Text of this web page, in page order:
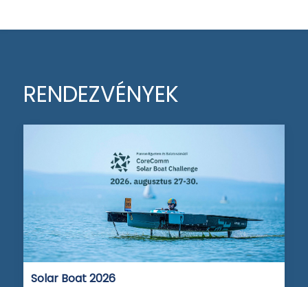
RENDEZVÉNYEK
Solar Boat 2026